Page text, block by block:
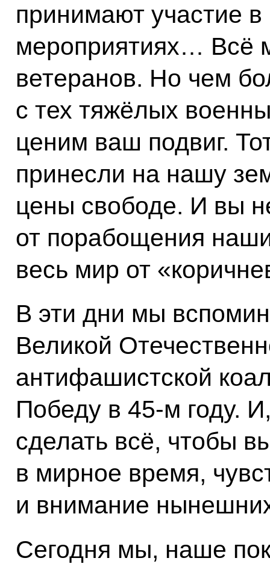
принимают участие
мероприятиях… Всё
ветеранов. Но чем
с тех тяжёлых
ценим ваш подвиг.
принесли на нашу
цены свободе. И вы
от порабощения
весь мир от
В эти дни мы
Великой
антифашистской
Победу в 45-м году.
сделать всё, чтобы
в мирное время,
и внимание
Сегодня мы, наше